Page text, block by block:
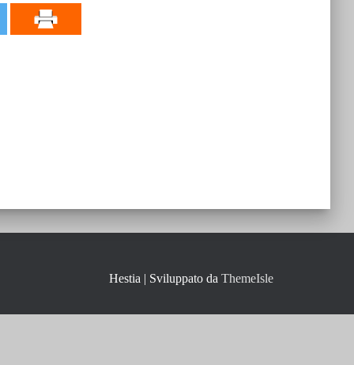
Hestia | Sviluppato da ThemeIsle